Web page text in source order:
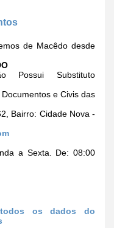
de Macêdo desde
Possui Substituto
e Civis das
Bairro: Cidade Nova -
a Sexta. De: 08:00
todos os dados do